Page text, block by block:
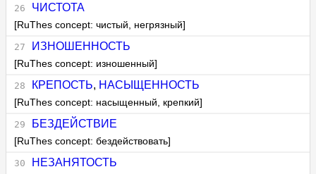
ЧИСТОТА
[RuThes concept: чистый, негрязный]
ИЗНОШЕННОСТЬ
[RuThes concept: изношенный]
КРЕПОСТЬ, НАСЫЩЕННОСТЬ
[RuThes concept: насыщенный, крепкий]
БЕЗДЕЙСТВИЕ
[RuThes concept: бездействовать]
НЕЗАНЯТОСТЬ